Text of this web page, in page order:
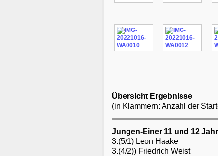
Übersicht Ergebnisse
(in Klammern: Anzahl der
Jungen-Einer 11 und 12
3.(5/1) Leon Haake
3.(4/2)) Friedrich Weist